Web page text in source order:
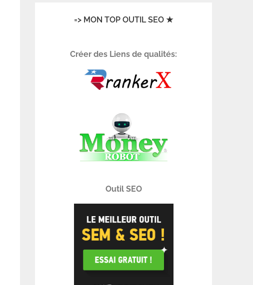
=> MON TOP OUTIL SEO ★
Créer des Liens de qualités:
Outil SEO